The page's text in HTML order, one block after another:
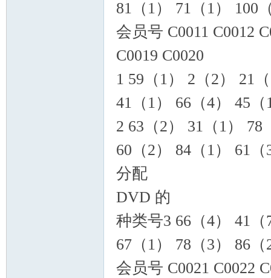
81（1） 71（1） 100
会员号 C0011 C0012
C0019 C0020
1 59（1） 2（2） 21
41（1） 66（4） 45（
2 63（2） 31（1） 78
60（2） 84（1） 61（
分配
DVD 的
种类号3 66（4） 41
67（1） 78（3） 86
会员号 C0021 C0022